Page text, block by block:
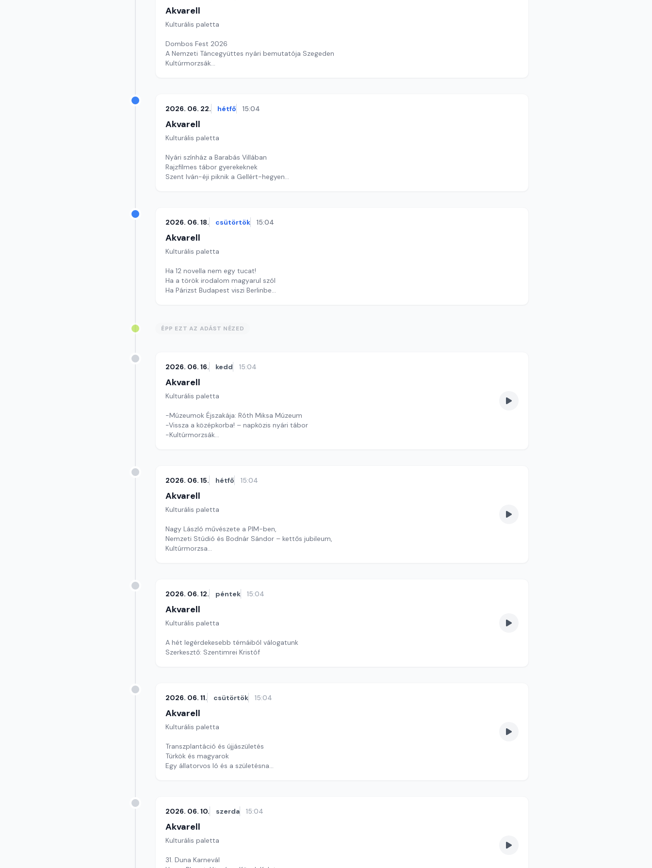
Akvarell
Kulturális paletta
Dombos Fest 2026
A Nemzeti Táncegyüttes nyári bemutatója Szegeden
Kultúrmorzsák
2026. 06. 22. hétfő 15:04
Akvarell
Kulturális paletta
Nyári színház a Barabás Villában
Rajzfilmes tábor gyerekeknek
Szent Iván-éji piknik a Gellért-hegyen
2026. 06. 18. csütörtök 15:04
Akvarell
Kulturális paletta
Ha 12 novella nem egy tucat!
Ha a török irodalom magyarul szól
Ha Párizst Budapest viszi Berlinbe
ÉPP EZT AZ ADÁST NÉZED
2026. 06. 16. kedd 15:04
Akvarell
Kulturális paletta
-Múzeumok Éjszakája: Róth Miksa Múzeum
-Vissza a középkorba! – napközis nyári tábor
-Kultúrmorzsák
2026. 06. 15. hétfő 15:04
Akvarell
Kulturális paletta
Nagy László művészete a PIM-ben,
Nemzeti Stúdió és Bodnár Sándor – kettős jubileum,
Kultúrmorzsa
2026. 06. 12. péntek 15:04
Akvarell
Kulturális paletta
A hét legérdekesebb témáiból válogatunk
Szerkesztő: Szentimrei Kristóf
2026. 06. 11. csütörtök 15:04
Akvarell
Kulturális paletta
Transzplantáció és újjászületés
Türkök és magyarok
Egy állatorvos ló és a születésnap
2026. 06. 10. szerda 15:04
Akvarell
Kulturális paletta
31. Duna Karnevál